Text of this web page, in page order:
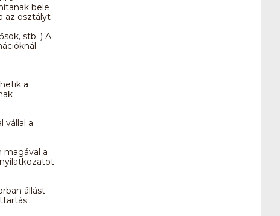
bele
az osztályt
stb. ) A
a
vállal a
a
állást